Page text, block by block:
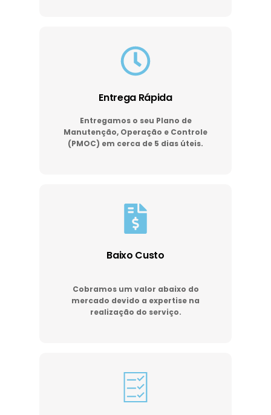
Entrega Rápida
Entregamos o seu Plano de
Manutenção, Operação e Controle
(PMOC) em cerca de 5 dias úteis.
Baixo Custo
Cobramos um valor abaixo do
mercado devido a expertise na
realização do serviço.